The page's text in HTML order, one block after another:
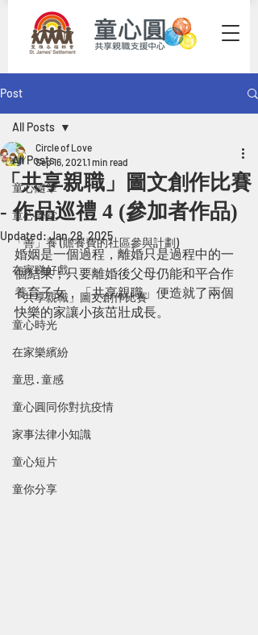
Post
All Posts
童心隨筆
童心學堂
「善」養 (贍養費的社區參與計劃)
在家睇好戲
「共享親職」圖文創作比賽
童心時光
在家樂繽紛
童思 · 童感
童心圓同你對抗疫情
家事法律小知識
童心短片
童你分享
All Posts
「共享親職」圖文創作比賽
- 作品巡禮 4 (參加者作品)
Circle of Love
Sep 16, 20211 min read
Updated:Jan 28, 2025
婚姻是一個過程，離婚只是過程中的一
個結果；只要離婚後父母仍能和平合作
養育子女，「共享親職」便造就了兩個
快樂的家讓小孩茁壯成長。